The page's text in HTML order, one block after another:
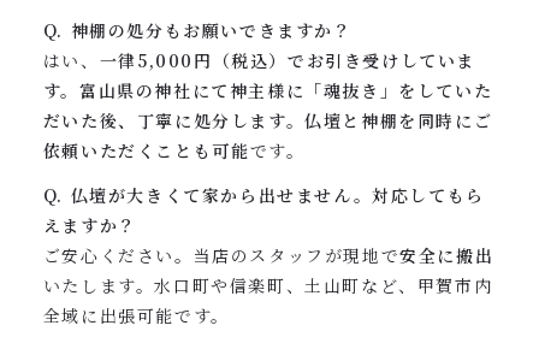
Q. 神棚の処分もお願いできますか？
はい、 一律5,000円（税込）でお引き受けしていま
す。富山県の神社にて神主様に「魂抜き」をしていた
だいた後、丁寧に処分します。仏壇と神棚を同時にご
依頼いただくことも可能です。
Q. 仏壇が大きくて家から出せません。対応してもら
えますか？
ご安心ください。当店のスタッフが現地で安全に搬出
いたします。水口町や信楽町、土山町など、甲賀市内
全域に出張可能です。